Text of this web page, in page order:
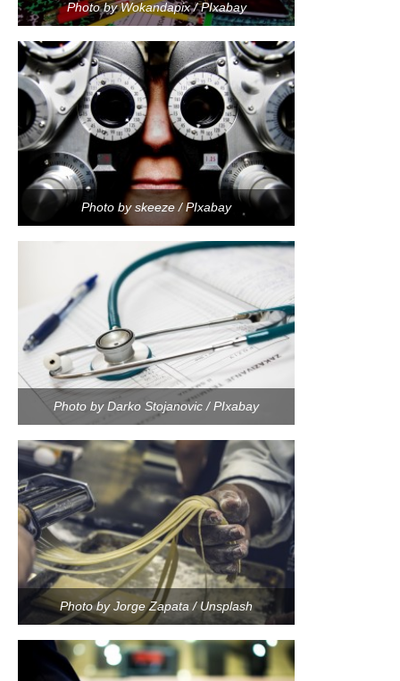
Photo by Wokandapix / PIxabay
Photo by skeeze / PIxabay
Photo by Darko Stojanovic / PIxabay
Photo by Jorge Zapata / Unsplash